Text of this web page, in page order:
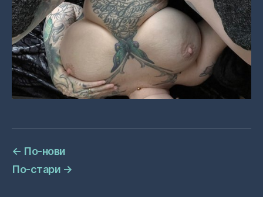
← По-нови
По-стари →